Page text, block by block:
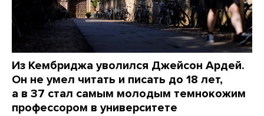
Из Кембриджа уволился Джейсон Ардей.
Он не умел читать и писать до 18 лет,
а в 37 стал самым молодым темнокожим
профессором в университете